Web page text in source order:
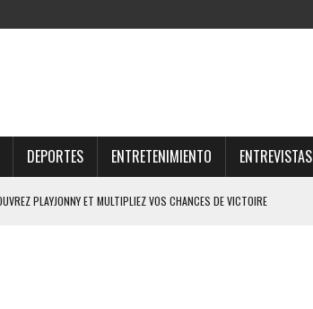
DEPORTES ENTRETENIMIENTO ENTREVISTAS
PLAYJONNY ET MULTIPLIEZ VOS CHANCES DE VICTOIRE
PARA O FUTURO FINANCEIRO